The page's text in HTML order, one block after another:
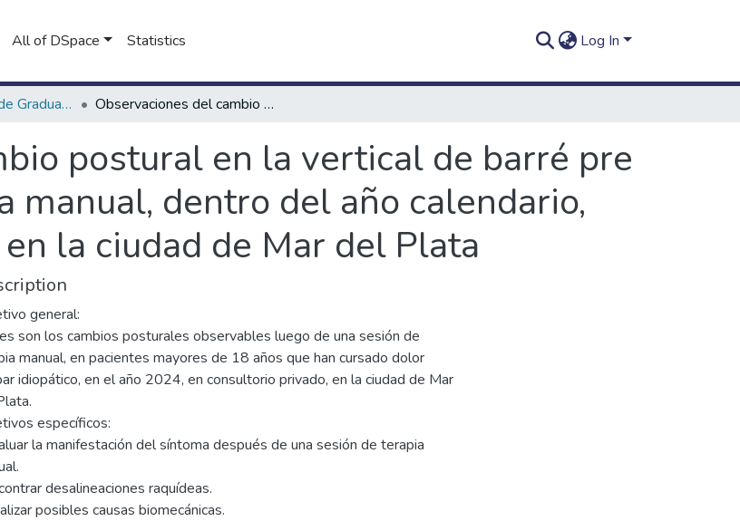
All of DSpace Statistics Log In
Trabajos Finales de Graduación de Licenciatura en Kinesiología Observaciones del cambio postural en la vertical de barré pre y post sesión de terapia manual, dentro del año calendario, en consultorio privado, en la ciudad de Mar del Plata
postural en la vertical de barré pre
manual, dentro del año calendario,
la ciudad de Mar del Plata
general:
son los cambios posturales observables luego de una sesión de
manual, en pacientes mayores de 18 años que han cursado dolor
idiopático, en el año 2024, en consultorio privado, en la ciudad de Mar
específicos:
la manifestación del síntoma después de una sesión de terapia
desalineaciones raquídeas.
posibles causas biomecánicas.